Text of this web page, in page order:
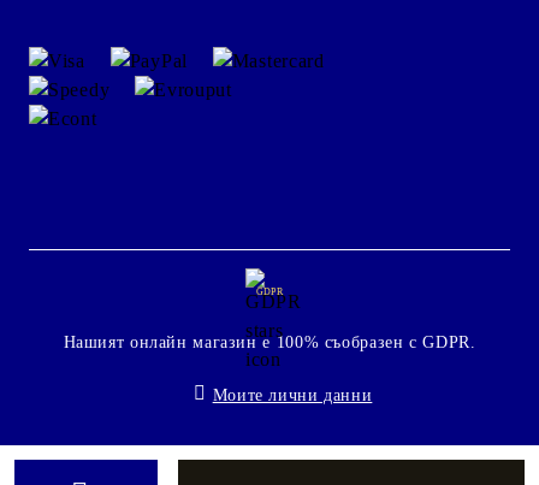
GDPR
Нашият онлайн магазин е 100% съобразен с GDPR.
Моите лични данни